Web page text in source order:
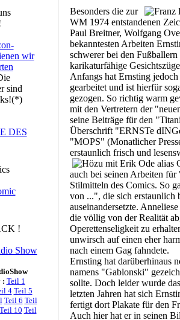
wir
sind
DES
!
: Teil 1
4 Teil 5
Teil 6 Teil
Teil 10 Teil
Besonders die zur
WM 1974 entstandenen
Paul Breitner, Wolfgang
bekanntesten Arbeiten
schwerer bei den
karikaturfähige
Anfangs hat Ernsting
gearbeitet und ist hierfür
gezogen. So richtig warm
mit den Vertretern der
seine Beiträge für den
Überschrift "ERNSTe
"MOPS" (Monatlicher
erstaunlich frisch und
auch bei seinen Arbeiten
Stilmitteln des Comics. So
von ...", die sich erstaunlich
auseinandersetzte.
die völlig von der Realität
Operettenseligkeit zu
unwirsch auf einen eher
nach einem Gag fahndete.
Ernsting hat darüberhinaus
namens "Gablonski"
sollte. Doch leider wurde
letzten Jahren hat sich
fertigt dort Plakate für den
Auch hier hat er in seinen